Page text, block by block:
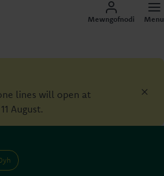
Mewngofnodi Menu
lines will open at
August.